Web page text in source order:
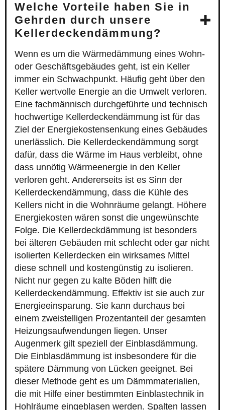
Welche Vorteile haben Sie in
Gehrden durch unsere
Kellerdeckendämmung?
Wenn es um die Wärmedämmung eines Wohn-
oder Geschäftsgebäudes geht, ist ein Keller
immer ein Schwachpunkt. Häufig geht über den
Keller wertvolle Energie an die Umwelt verloren.
Eine fachmännisch durchgeführte und technisch
hochwertige Kellerdeckendämmung ist für das
Ziel der Energiekostensenkung eines Gebäudes
unerlässlich. Die Kellerdeckendämmung sorgt
dafür, dass die Wärme im Haus verbleibt, ohne
dass unnötig Wärmeenergie in den Keller
verloren geht. Andererseits ist es Sinn der
Kellerdeckendämmung, dass die Kühle des
Kellers nicht in die Wohnräume gelangt. Höhere
Energiekosten wären sonst die ungewünschte
Folge. Die Kellerdeckdämmung ist besonders
bei älteren Gebäuden mit schlecht oder gar nicht
isolierten Kellerdecken ein wirksames Mittel
diese schnell und kostengünstig zu isolieren.
Nicht nur gegen zu kalte Böden hilft die
Kellerdeckendämmung. Effektiv ist sie auch zur
Energieeinsparung. Sie kann durchaus bei
einem zweistelligen Prozentanteil der gesamten
Heizungsaufwendungen liegen. Unser
Augenmerk gilt speziell der Einblasdämmung.
Die Einblasdämmung ist insbesondere für die
spätere Dämmung von Lücken geeignet. Bei
dieser Methode geht es um Dämmmaterialien,
die mit Hilfe einer bestimmten Einblastechnik in
Hohlräume eingeblasen werden. Spalten lassen